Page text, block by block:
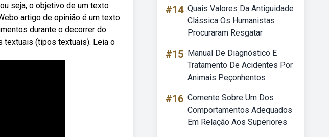
seja, o objetivo de um texto
artigo de opinião é um texto
durante o decorrer do
textuais (tipos textuais). Leia o
#14 Quais Valores Da Antiguidade
Clássica Os Humanistas
Procuraram Resgatar
#15 Manual De Diagnóstico E
Tratamento De Acidentes Por
Animais Peçonhentos
#16 Comente Sobre Um Dos
Comportamentos Adequados
Em Relação Aos Superiores